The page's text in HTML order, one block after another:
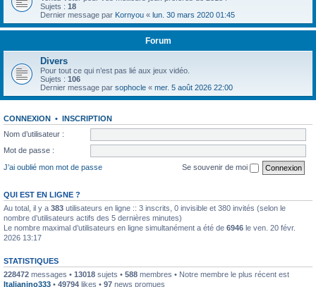
Sujets : 18
Dernier message par Kornyou « lun. 30 mars 2020 01:45
Forum
Divers
Pour tout ce qui n’est pas lié aux jeux vidéo.
Sujets : 106
Dernier message par sophocle « mer. 5 août 2026 22:00
CONNEXION • INSCRIPTION
Nom d’utilisateur :
Mot de passe :
J’ai oublié mon mot de passe
Se souvenir de moi
QUI EST EN LIGNE ?
Au total, il y a 383 utilisateurs en ligne :: 3 inscrits, 0 invisible et 380 invités (selon le
nombre d’utilisateurs actifs des 5 dernières minutes)
Le nombre maximal d’utilisateurs en ligne simultanément a été de 6946 le ven. 20 févr.
2026 13:17
STATISTIQUES
228472 messages • 13018 sujets • 588 membres • Notre membre le plus récent est
Italianino333 • 49794 likes • 97 news promues